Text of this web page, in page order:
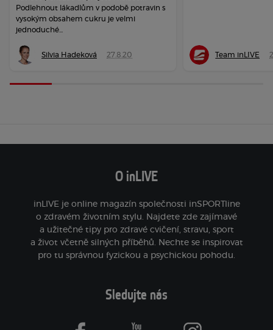
Podlehnout lákadlům v podobě potravin s
vysokým obsahem cukru je velmi
jednoduché...
Silvia Hadeková 27.8.20 Team inLIVE
O inLIVE
inLIVE je online magazín společnosti inSPORTline
o zdravém životním stylu. Najdete zde zajímavé
a užitečné tipy pro zdravé cvičení, stravu, sport
a život včetně silných příběhů. Nechte se inspirovat
pro tu správnou fyzickou a psychickou pohodu.
Sledujte nás